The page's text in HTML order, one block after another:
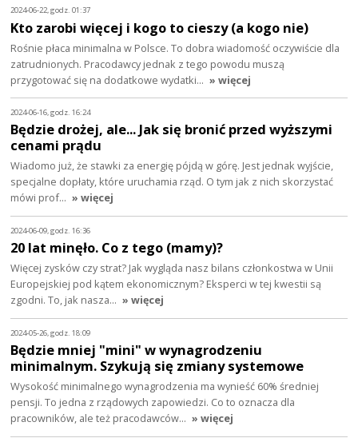
2024-06-22, godz. 01:37
Kto zarobi więcej i kogo to cieszy (a kogo nie)
Rośnie płaca minimalna w Polsce. To dobra wiadomość oczywiście dla
zatrudnionych. Pracodawcy jednak z tego powodu muszą
przygotować się na dodatkowe wydatki… » więcej
2024-06-16, godz. 16:24
Będzie drożej, ale... Jak się bronić przed wyższymi
cenami prądu
Wiadomo już, że stawki za energię pójdą w górę. Jest jednak wyjście,
specjalne dopłaty, które uruchamia rząd. O tym jak z nich skorzystać
mówi prof… » więcej
2024-06-09, godz. 16:36
20 lat minęło. Co z tego (mamy)?
Więcej zysków czy strat? Jak wygląda nasz bilans członkostwa w Unii
Europejskiej pod kątem ekonomicznym? Eksperci w tej kwestii są
zgodni. To, jak nasza… » więcej
2024-05-26, godz. 18:09
Będzie mniej "mini" w wynagrodzeniu
minimalnym. Szykują się zmiany systemowe
Wysokość minimalnego wynagrodzenia ma wynieść 60% średniej
pensji. To jedna z rządowych zapowiedzi. Co to oznacza dla
pracowników, ale też pracodawców… » więcej